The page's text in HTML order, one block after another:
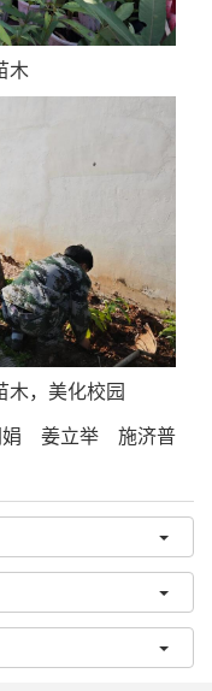
木
木，美化校园
娟 姜立举 施济普